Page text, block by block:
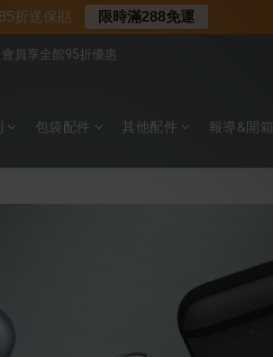
現折$50｜加入會員立即領取
年中下殺 手機殼3折起
會員享全館95折優惠
包袋配件 其他配件 報導&開箱
折送保貼 限時滿288免運